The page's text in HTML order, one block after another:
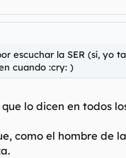
escuchar la SER (sí, yo
cuando :cry: )
lo dicen en todos
como el hombre de